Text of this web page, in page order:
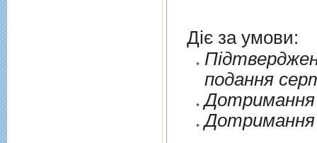
Діє за умови:
подання
Дотримання
Дотримання